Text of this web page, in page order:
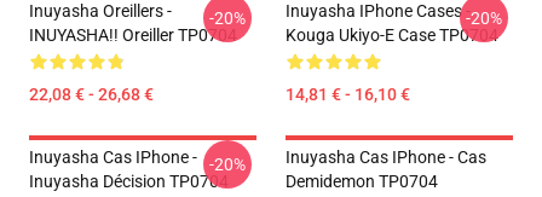
Inuyasha Oreillers -
INUYASHA!! Oreiller TP0704
22,08 € - 26,68 €
-20%
Inuyasha IPhone Cases -
Kouga Ukiyo-E Case TP0704
14,81 € - 16,10 €
-20%
Inuyasha Cas IPhone -
Inuyasha Décision TP0704
-20%
Inuyasha Cas IPhone - Cas
Demidemon TP0704